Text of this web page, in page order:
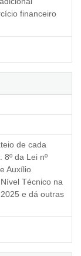
financeiro
de cada
8º da Lei nº
Auxílio
Técnico na
e dá outras